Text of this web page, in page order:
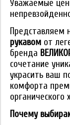
Уважаемые
Представляем
рукавом от
бренда
сочетание
украсить ваш
комфорта
органического
Почему